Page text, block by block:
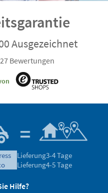
Ausgezeichnet
Bewertungen
Lieferung3-4 Tage
Lieferung4-5 Tage
Hilfe?